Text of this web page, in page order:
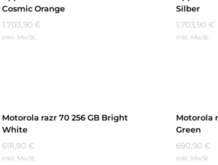
Cosmic Orange
1.703,90 €
inkl. MwSt.
Silber
1.703,90 €
inkl. MwSt.
Motorola razr 70 256 GB Bright
White
691,90 €
inkl. MwSt.
Motorola
Green
690,90 €
inkl. MwSt.